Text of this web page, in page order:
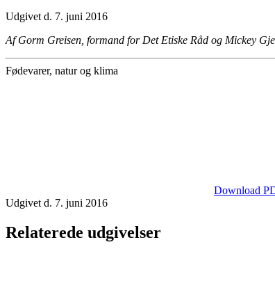
Udgivet d. 7. juni 2016
Af Gorm Greisen, formand for Det Etiske Råd og Mickey
Fødevarer, natur og klima
Download
Udgivet d. 7. juni 2016
Relaterede udgivelser